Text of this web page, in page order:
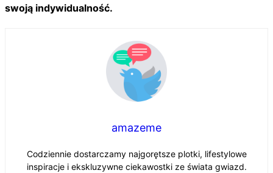
swoją indywidualność.
amazeme
Codziennie dostarczamy najgorętsze plotki, lifestylowe
inspiracje i ekskluzywne ciekawostki ze świata gwiazd.